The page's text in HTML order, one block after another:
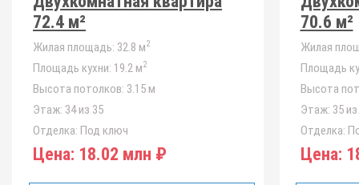
72.4 м²
Жилая площадь: 32.8 м2
Площадь кухни: 19.2 м2
Высота потолков: 3.15 м
Этаж: 34 из 35
Отделка: Под ключ
Цена: 18.02 млн ₽
70.6 м²
Жилая
Площадь
Высота
Этаж: 35
Отделка:
Цена: